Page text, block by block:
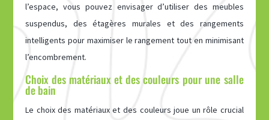
l’espace, vous pouvez envisager d’utiliser des meubles
suspendus, des étagères murales et des rangements
intelligents pour maximiser le rangement tout en minimisant
l’encombrement.
Choix des matériaux et des couleurs pour une salle
de bain
Le choix des matériaux et des couleurs joue un rôle crucial